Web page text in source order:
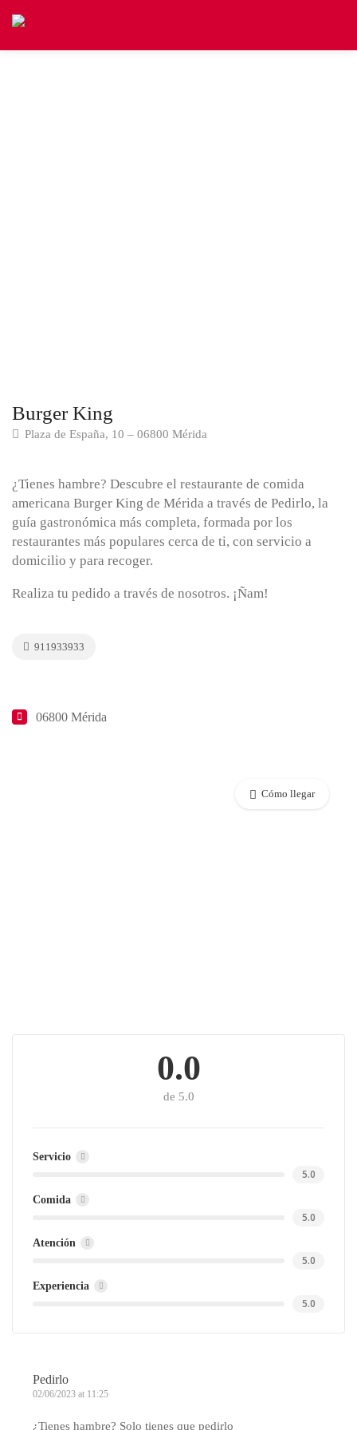
Burger King
Plaza de España, 10 – 06800 Mérida
¿Tienes hambre? Descubre el restaurante de comida
americana Burger King de Mérida a través de Pedirlo, la
guía gastronómica más completa, formada por los
restaurantes más populares cerca de ti, con servicio a
domicilio y para recoger.
Realiza tu pedido a través de nosotros. ¡Ñam!
911933933
06800 Mérida
Cómo llegar
0.0
de 5.0
Servicio
5.0
Comida
5.0
Atención
5.0
Experiencia
5.0
Pedirlo
02/06/2023 at 11:25
¿Tienes hambre? Solo tienes que pedirlo